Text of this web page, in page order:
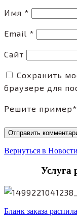
Имя *
Email *
Сайт
Сохранить
браузере для
Решите пример*
Вернуться в Новости
Услуга
Бланк заказа